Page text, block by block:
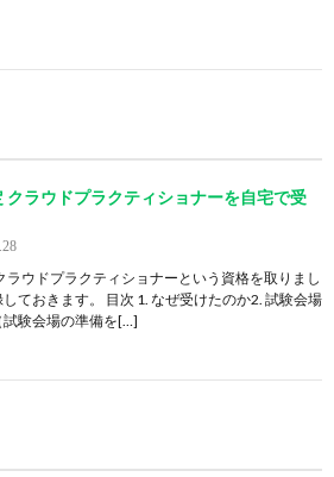
クラウドプラクティショナーを自宅で受
ラウドプラクティショナーという資格を取りまし
ておきます。 目次 1. なぜ受けたのか2. 試験会場
試験会場の準備を[…]